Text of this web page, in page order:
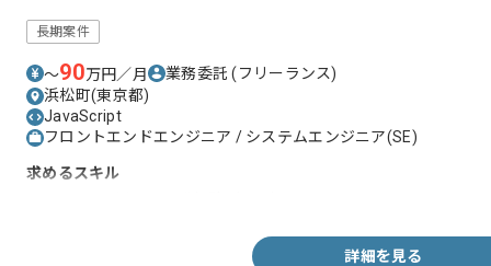
長期案件
〜90万円／月 業務委託(フリーランス)
浜松町(東京都)
JavaScript
フロントエンドエンジニア / システムエンジニア(SE)
求めるスキル
詳細を見る